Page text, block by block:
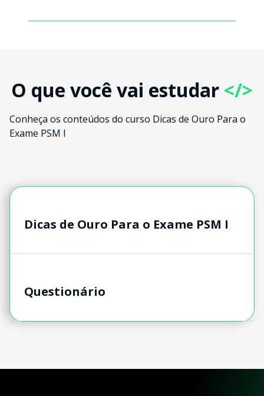
O que você vai estudar </>
Conheça os conteúdos do curso Dicas de Ouro Para o
Exame PSM I
Dicas de Ouro Para o Exame PSM I
Questionário